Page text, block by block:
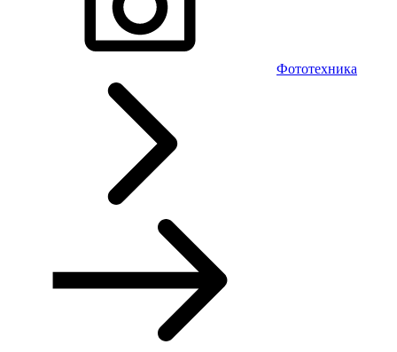
Фототехника